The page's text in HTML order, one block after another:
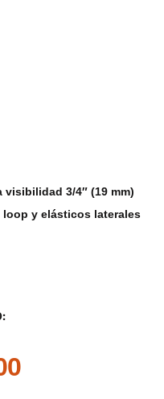
3/4″ (19 mm)
y elásticos laterales